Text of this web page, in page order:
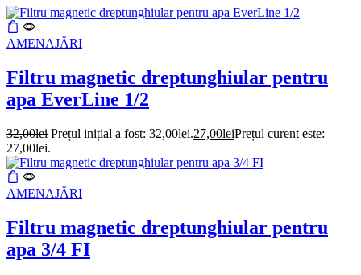
AMENAJĂRI
Filtru magnetic dreptunghiular pentru
apa EverLine 1/2
32,00lei Prețul inițial a fost: 32,00lei.27,00leiPrețul curent este:
27,00lei.
AMENAJĂRI
Filtru magnetic dreptunghiular pentru
apa 3/4 FI